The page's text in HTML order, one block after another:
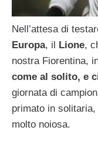
Nell’attesa di
Europa, il Lione,
nostra Fiorentina,
come al solito, e
giornata di
primato in
molto noiosa.